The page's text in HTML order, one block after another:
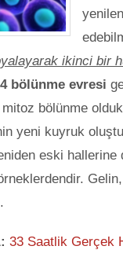
ikinci bir
4 bölünme evresi
bölünme
yeni kuyruk
eski
Gelin,
33 Saatlik Gerçek